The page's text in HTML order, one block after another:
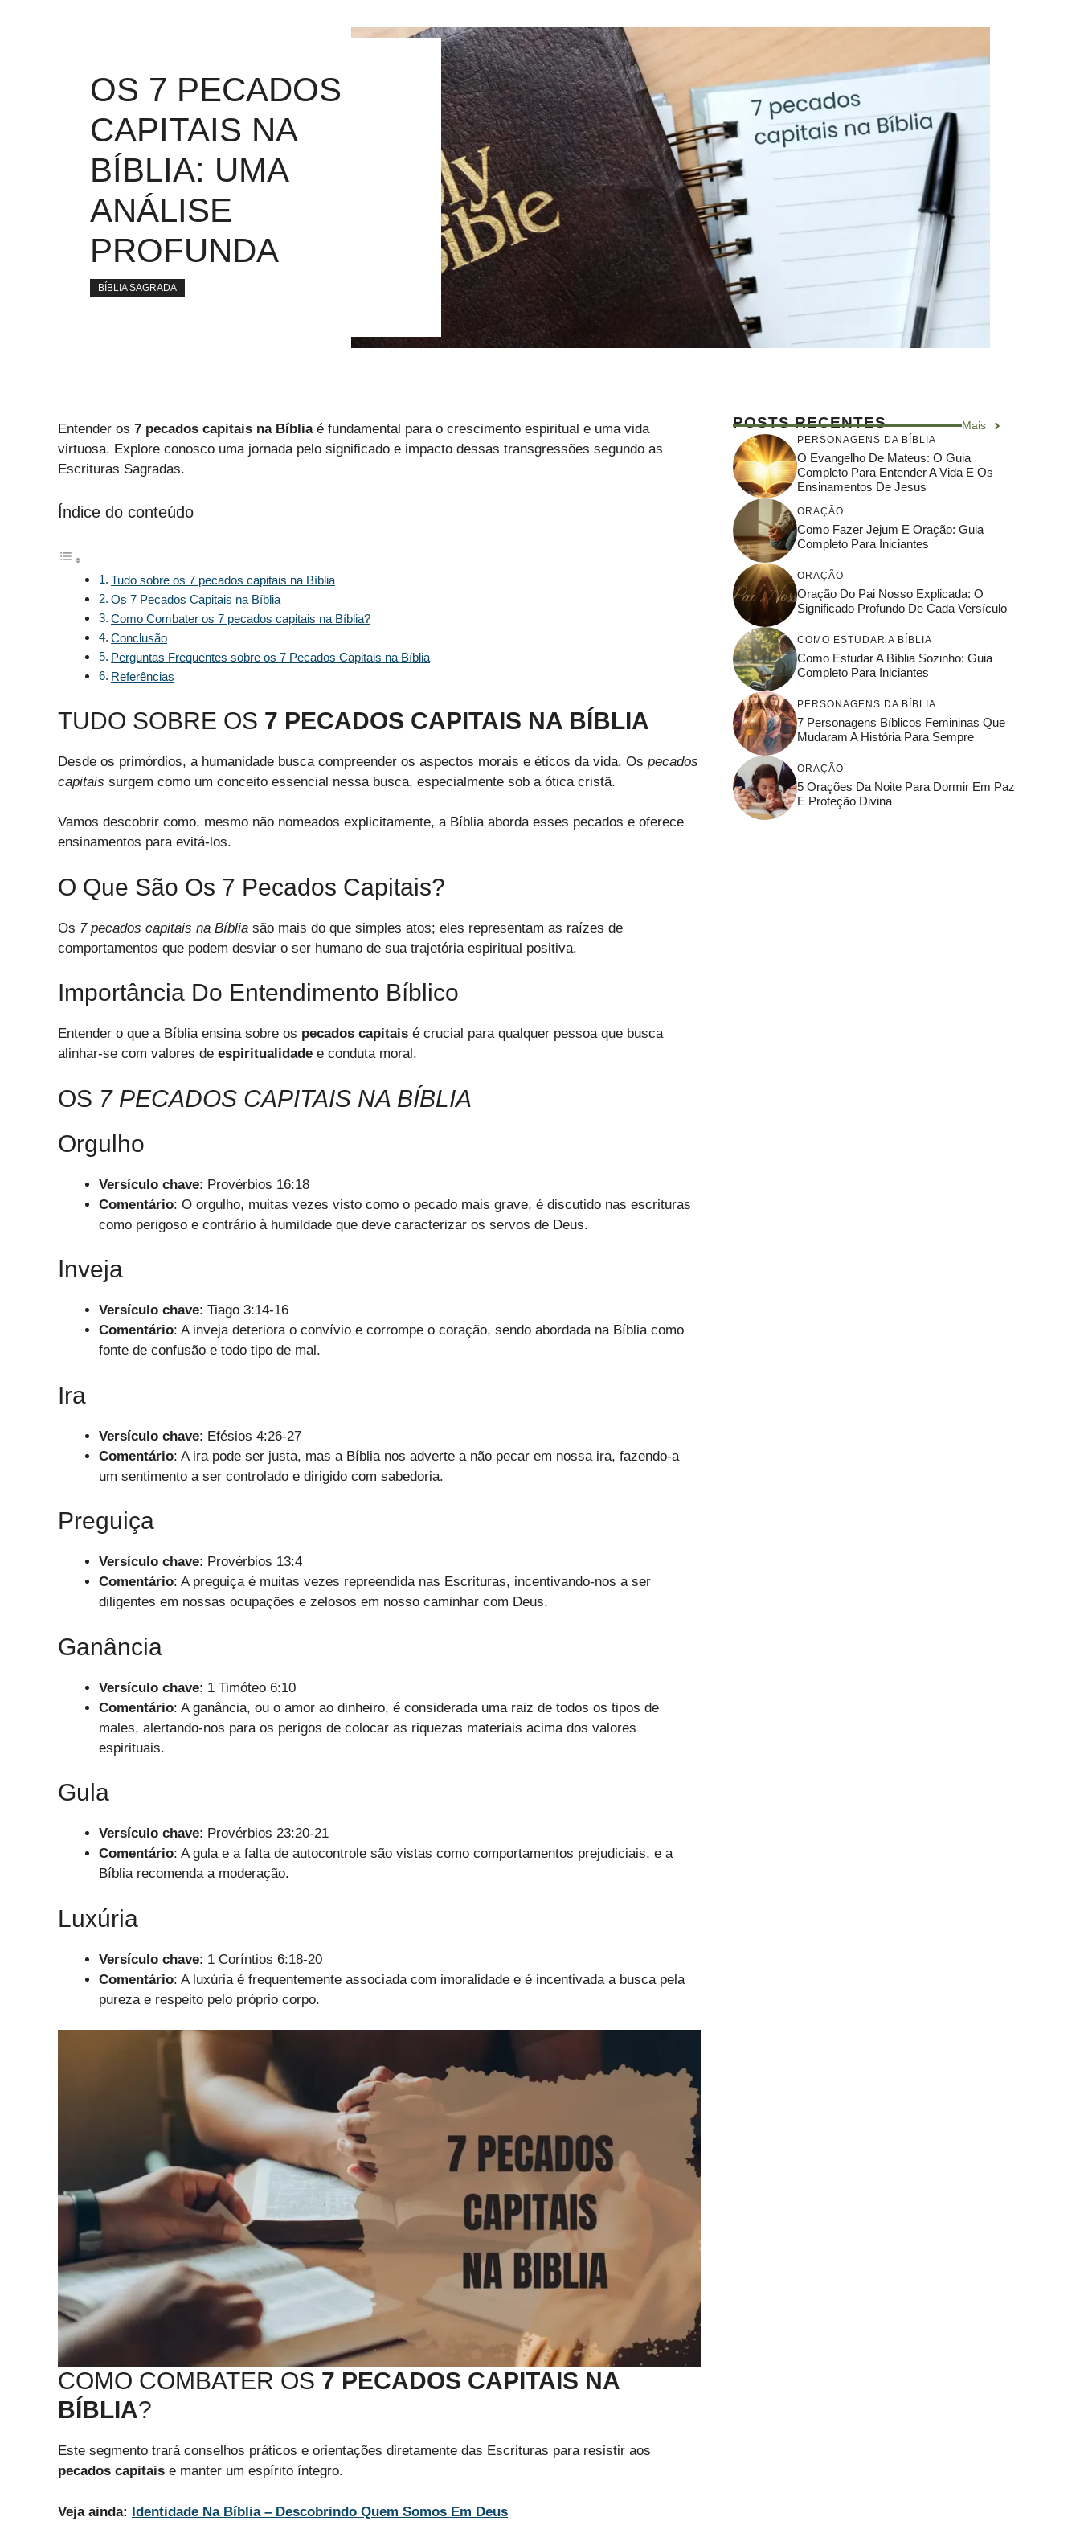
OS 7 PECADOS
CAPITAIS NA
BÍBLIA: UMA
ANÁLISE
PROFUNDA
BÍBLIA SAGRADA
Entender os 7 pecados capitais na Bíbliaé fundamental para o crescimento espiritual e uma vida
virtuosa. Explore conosco uma jornada pelo significado e impacto dessas transgressões segundo as
Escrituras Sagradas.
Índice do conteúdo
Tudo sobre os 7 pecados capitais na Bíblia
Os 7 Pecados Capitais na Bíblia
Como Combater os 7 pecados capitais na Bíblia?
Conclusão
Perguntas Frequentes sobre os 7 Pecados Capitais na Bíblia
Referências
TUDO SOBRE OS 7 PECADOS CAPITAIS NA BÍBLIA
Desde os primórdios, a humanidade busca compreender os aspectos morais e éticos da vida. Os pecados
capitais surgem como um conceito essencial nessa busca, especialmente sob a ótica cristã.
Vamos descobrir como, mesmo não nomeados explicitamente, a Bíblia aborda esses pecados e oferece
ensinamentos para evitá-los.
O Que São Os 7 Pecados Capitais?
Os 7 pecados capitais na Bíblia são mais do que simples atos; eles representam as raízes de
comportamentos que podem desviar o ser humano de sua trajetória espiritual positiva.
Importância Do Entendimento Bíblico
Entender o que a Bíblia ensina sobre os pecados capitais é crucial para qualquer pessoa que busca
alinhar-se com valores de espiritualidade e conduta moral.
OS 7 PECADOS CAPITAIS NA BÍBLIA
Orgulho
Versículo chave: Provérbios 16:18
Comentário: O orgulho, muitas vezes visto como o pecado mais grave, é discutido nas escrituras
como perigoso e contrário à humildade que deve caracterizar os servos de Deus.
Inveja
Versículo chave: Tiago 3:14-16
Comentário: A inveja deteriora o convívio e corrompe o coração, sendo abordada na Bíblia como
fonte de confusão e todo tipo de mal.
Ira
Versículo chave: Efésios 4:26-27
Comentário: A ira pode ser justa, mas a Bíblia nos adverte a não pecar em nossa ira, fazendo-a
um sentimento a ser controlado e dirigido com sabedoria.
Preguiça
Versículo chave: Provérbios 13:4
Comentário: A preguiça é muitas vezes repreendida nas Escrituras, incentivando-nos a ser
diligentes em nossas ocupações e zelosos em nosso caminhar com Deus.
Ganância
Versículo chave: 1 Timóteo 6:10
Comentário: A ganância, ou o amor ao dinheiro, é considerada uma raiz de todos os tipos de
males, alertando-nos para os perigos de colocar as riquezas materiais acima dos valores
espirituais.
Gula
Versículo chave: Provérbios 23:20-21
Comentário: A gula e a falta de autocontrole são vistas como comportamentos prejudiciais, e a
Bíblia recomenda a moderação.
Luxúria
Versículo chave: 1 Coríntios 6:18-20
Comentário: A luxúria é frequentemente associada com imoralidade e é incentivada a busca pela
pureza e respeito pelo próprio corpo.
COMO COMBATER OS 7 PECADOS CAPITAIS NA
BÍBLIA?
Este segmento trará conselhos práticos e orientações diretamente das Escrituras para resistir aos
pecados capitais e manter um espírito íntegro.
Veja ainda: Identidade Na Bíblia – Descobrindo Quem Somos Em Deus
POSTS RECENTES Mais
PERSONAGENS DA BÍBLIA
O Evangelho De Mateus: O Guia
Completo Para Entender A Vida E Os
Ensinamentos De Jesus
ORAÇÃO
Como Fazer Jejum E Oração: Guia
Completo Para Iniciantes
ORAÇÃO
Oração Do Pai Nosso Explicada: O
Significado Profundo De Cada Versículo
COMO ESTUDAR A BÍBLIA
Como Estudar A Bíblia Sozinho: Guia
Completo Para Iniciantes
PERSONAGENS DA BÍBLIA
7 Personagens Bíblicos Femininas Que
Mudaram A História Para Sempre
ORAÇÃO
5 Orações Da Noite Para Dormir Em Paz
E Proteção Divina